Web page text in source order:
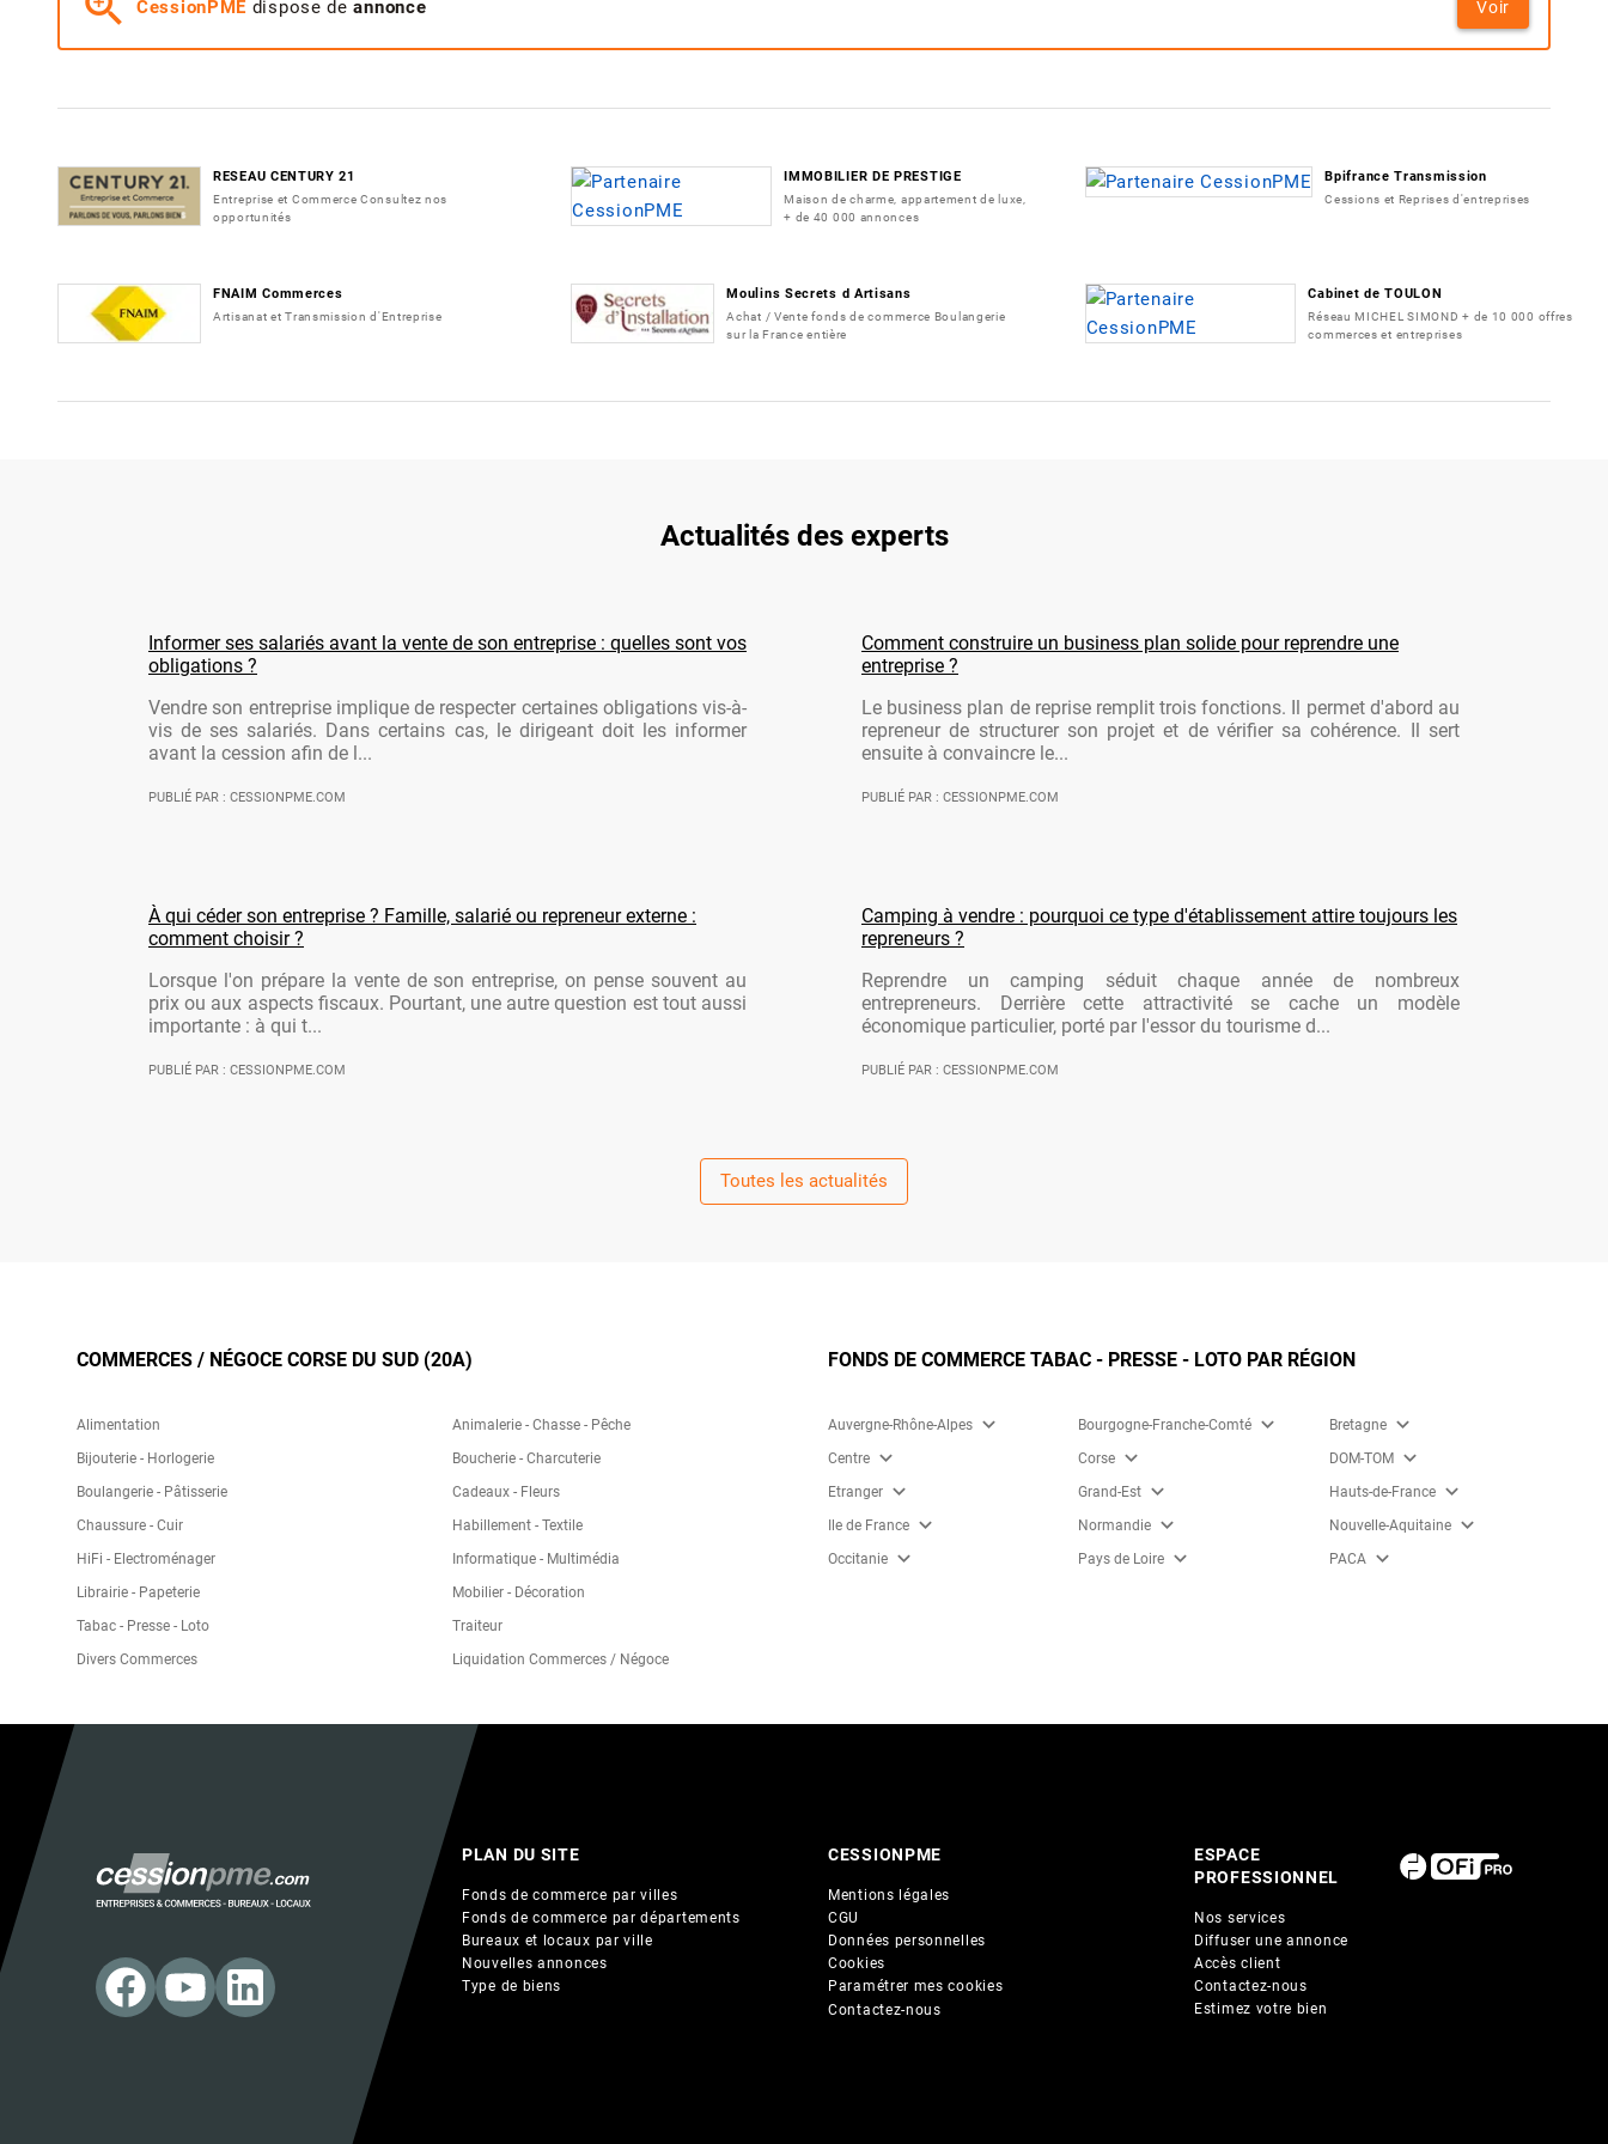
CessionPME dispose deannonce Voir
RESEAU CENTURY 21
Entreprise et Commerce Consultez nos
opportunités
IMMOBILIER DE PRESTIGE
Maison de charme, appartement de luxe,
+ de 40 000 annonces
Bpifrance Transmission
Cessions et Reprises d'entreprises
FNAIM Commerces
Artisanat et Transmission d'Entreprise
Moulins Secrets d Artisans
Achat / Vente fonds de commerce Boulangerie
sur la France entière
Cabinet de TOULON
Réseau MICHEL SIMOND + de 10 000 offres
commerces et entreprises
Actualités des experts
Informer ses salariés avant la vente de son entreprise : quelles sont vos
obligations ?
Vendre son entreprise implique de respecter certaines obligations vis-à-
vis de ses salariés. Dans certains cas, le dirigeant doit les informer
avant la cession afin de l...
PUBLIÉ PAR : CESSIONPME.COM
Comment construire un business plan solide pour reprendre une
entreprise ?
Le business plan de reprise remplit trois fonctions. Il permet d'abord au
repreneur de structurer son projet et de vérifier sa cohérence. Il sert
ensuite à convaincre le...
PUBLIÉ PAR : CESSIONPME.COM
À qui céder son entreprise ? Famille, salarié ou repreneur externe :
comment choisir ?
Lorsque l'on prépare la vente de son entreprise, on pense souvent au
prix ou aux aspects fiscaux. Pourtant, une autre question est tout aussi
importante : à qui t...
PUBLIÉ PAR : CESSIONPME.COM
Camping à vendre : pourquoi ce type d'établissement attire toujours les
repreneurs ?
Reprendre un camping séduit chaque année de nombreux
entrepreneurs. Derrière cette attractivité se cache un modèle
économique particulier, porté par l'essor du tourisme d...
PUBLIÉ PAR : CESSIONPME.COM
Toutes les actualités
COMMERCES / NÉGOCE CORSE DU SUD (20A)
Alimentation
Animalerie - Chasse - Pêche
Bijouterie - Horlogerie
Boucherie - Charcuterie
Boulangerie - Pâtisserie
Cadeaux - Fleurs
Chaussure - Cuir
Habillement - Textile
HiFi - Electroménager
Informatique - Multimédia
Librairie - Papeterie
Mobilier - Décoration
Tabac - Presse - Loto
Traiteur
Divers Commerces
Liquidation Commerces / Négoce
FONDS DE COMMERCE TABAC - PRESSE - LOTO PAR RÉGION
Auvergne-Rhône-Alpes expand_more Bourgogne-Franche-Comté expand_more Bretagne expand_more
Centre expand_more Corse expand_more DOM-TOM expand_more
Etranger expand_more Grand-Est expand_more Hauts-de-France expand_more
Ile de France expand_more Normandie expand_more Nouvelle-Aquitaine expand_more
Occitanie expand_more Pays de Loire expand_more PACA expand_more
PLAN DU SITE
Fonds de commerce par villes
Fonds de commerce par départements
Bureaux et locaux par ville
Nouvelles annonces
Type de biens
CESSIONPME
Mentions légales
CGU
Données personnelles
Cookies
Paramétrer mes cookies
Contactez-nous
ESPACE
PROFESSIONNEL
Nos services
Diffuser une annonce
Accès client
Contactez-nous
Estimez votre bien